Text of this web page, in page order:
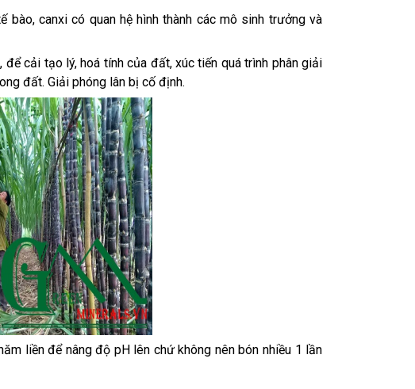
bào, canxi có quan hệ hình thành các mô sinh trưởng và
cải tạo lý, hoá tính của đất, xúc tiến quá trình phân giải
đất. Giải phóng lân bị cố định.
liền để nâng độ pH lên chứ không nên bón nhiều 1 lần